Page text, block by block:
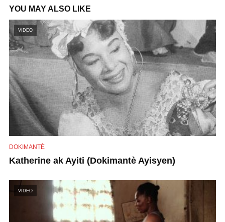
i
d
e
o
YOU MAY ALSO LIKE
VIDEO
DOKIMANTÈ
Katherine ak Ayiti (Dokimantè Ayisyen)
VIDEO